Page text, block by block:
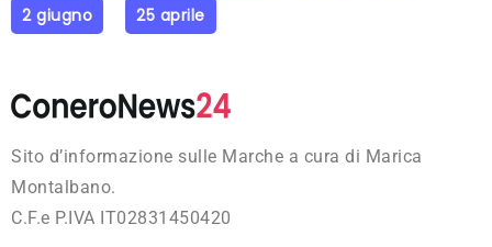
2 giugno 25 aprile
Sito d’informazione sulle Marche a cura di Marica
Montalbano.
C.F.e P.IVA IT02831450420